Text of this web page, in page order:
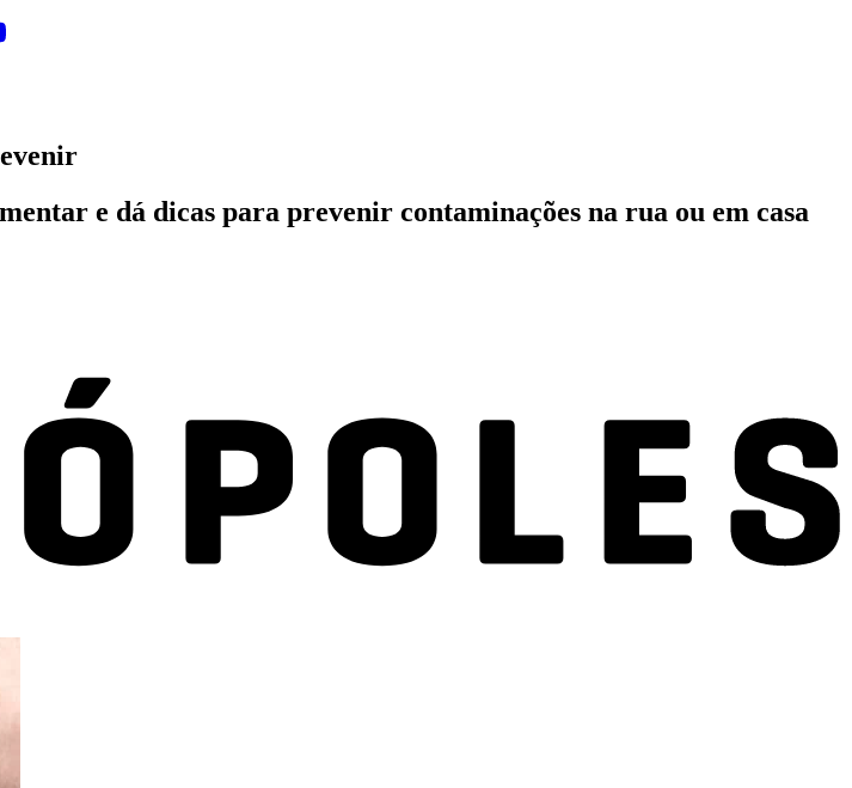
e dá dicas para prevenir contaminações na rua ou em casa